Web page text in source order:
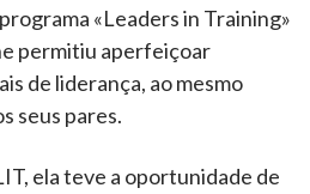
«Leaders in Training»
permitiu aperfeiçoar
de liderança, ao mesmo
seus pares.
ela teve a oportunidade de